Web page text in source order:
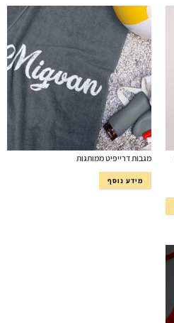
מגבות דרייפיט ממותגות
מידע נוסף